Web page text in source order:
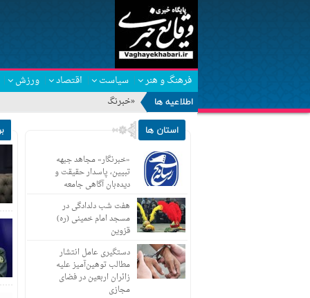
فرهنگ و هنر سیاست اقتصاد ورزش
اطلاعیه ها
«خبرنگار» مجاهد جبهه تبیی
استان ها
«خبرنگار» مجاهد جبهه
تبیین، پاسدار حقیقت و
دیده‌بان آگاهی جامعه
هفت شب دلدادگی در
مسجد امام خمینی (ره)
قزوین
دستگیری عامل انتشار
مطالب توهین‌آمیز علیه
زائران اربعین در فضای
مجازی